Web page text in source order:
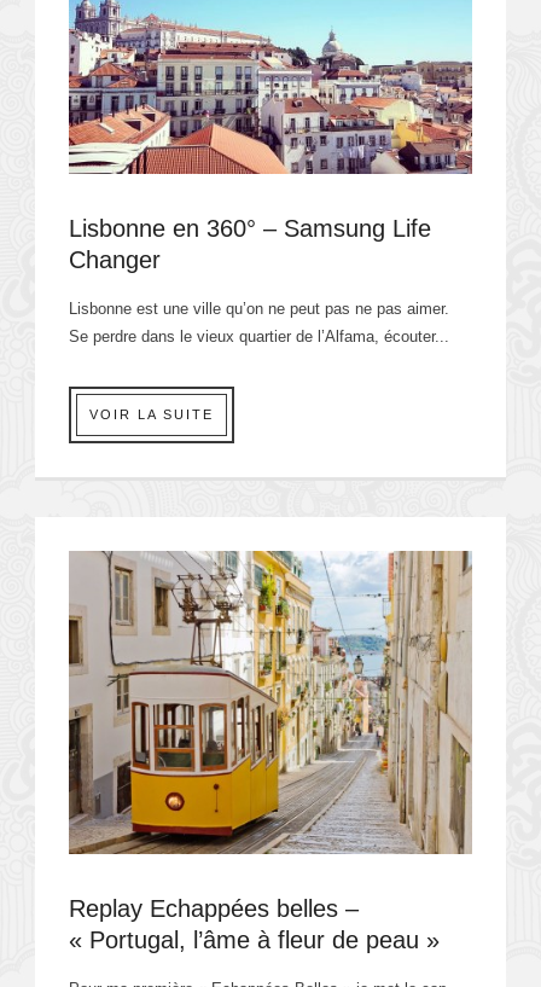
Lisbonne en 360° – Samsung Life
Changer
Lisbonne est une ville qu’on ne peut pas ne pas aimer.
Se perdre dans le vieux quartier de l’Alfama, écouter...
VOIR LA SUITE
Replay Echappées belles –
« Portugal, l’âme à fleur de peau »